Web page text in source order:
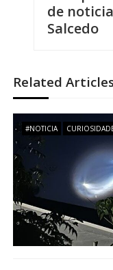
e
g
a
c
i
ó
de
Salcedo
Related
#NOTICIA